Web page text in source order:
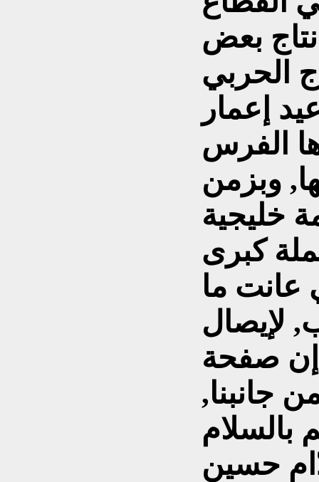
بعض
الحربي
إعمار
الفرس
وبزمن
خليجية
كبرى
عانت ما
لإيصال
صفحة
جانبنا,
حسين